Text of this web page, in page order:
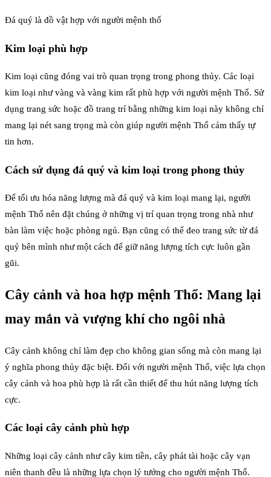
Đá quý là đồ vật hợp với người mệnh thổ
Kim loại phù hợp
Kim loại cũng đóng vai trò quan trọng trong phong thủy. Các loại
kim loại như vàng và vàng kim rất phù hợp với người mệnh Thổ. Sử
dụng trang sức hoặc đồ trang trí bằng những kim loại này không chỉ
mang lại nét sang trọng mà còn giúp người mệnh Thổ cảm thấy tự
tin hơn.
Cách sử dụng đá quý và kim loại trong phong thủy
Để tối ưu hóa năng lượng mà đá quý và kim loại mang lại, người
mệnh Thổ nên đặt chúng ở những vị trí quan trọng trong nhà như
bàn làm việc hoặc phòng ngủ. Bạn cũng có thể đeo trang sức từ đá
quý bên mình như một cách để giữ năng lượng tích cực luôn gần
gũi.
Cây cảnh và hoa hợp mệnh Thổ: Mang lại
may mắn và vượng khí cho ngôi nhà
Cây cảnh không chỉ làm đẹp cho không gian sống mà còn mang lại
ý nghĩa phong thủy đặc biệt. Đối với người mệnh Thổ, việc lựa chọn
cây cảnh và hoa phù hợp là rất cần thiết để thu hút năng lượng tích
cực.
Các loại cây cảnh phù hợp
Những loại cây cảnh như cây kim tiền, cây phát tài hoặc cây vạn
niên thanh đều là những lựa chọn lý tưởng cho người mệnh Thổ.